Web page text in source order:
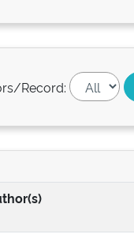
Record: